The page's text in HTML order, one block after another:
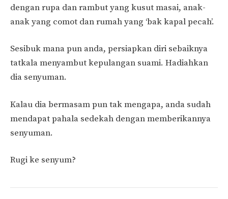
dengan rupa dan rambut yang kusut masai, anak-
anak yang comot dan rumah yang ‘bak kapal pecah’.
Sesibuk mana pun anda, persiapkan diri sebaiknya
tatkala menyambut kepulangan suami. Hadiahkan
dia senyuman.
Kalau dia bermasam pun tak mengapa, anda sudah
mendapat pahala sedekah dengan memberikannya
senyuman.
Rugi ke senyum?